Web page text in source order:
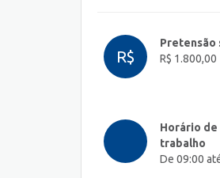
R$
Pretensão
R$ 1.800,00
Horário de
trabalho
De 09:00